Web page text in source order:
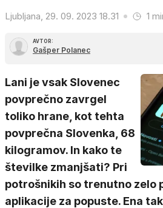
Ljubljana, 29. 09. 2023 18.31 1
AVTOR:
Gašper Polanec
Lani je vsak Slovenec
povprečno zavrgel
toliko hrane, kot tehta
povprečna Slovenka, 68
kilogramov. In kako te
številke zmanjšati? Pri
potrošnikih so trenutno zelo
aplikacije za popuste. Ena